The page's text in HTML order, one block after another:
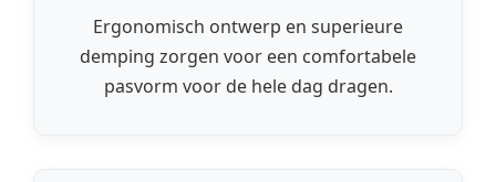
Ergonomisch ontwerp en superieure
demping zorgen voor een comfortabele
pasvorm voor de hele dag dragen.